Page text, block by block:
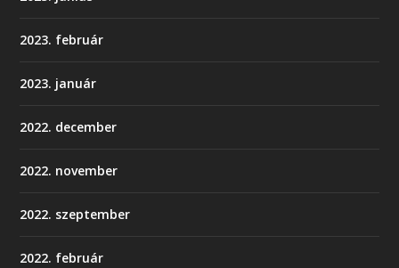
2023. február
2023. január
2022. december
2022. november
2022. szeptember
2022. február